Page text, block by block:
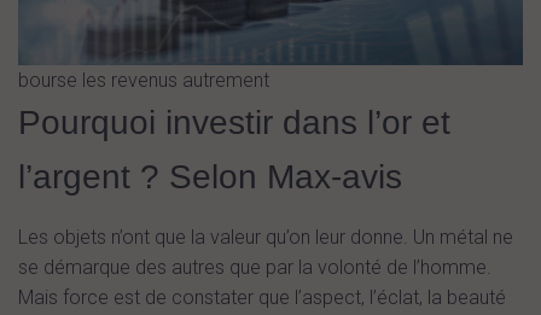
bourse les revenus autrement
Pourquoi investir dans l’or et
l’argent ? Selon Max-avis
Les objets n’ont que la valeur qu’on leur donne. Un métal ne
se démarque des autres que par la volonté de l’homme.
Mais force est de constater que l’aspect, l’éclat, la beauté